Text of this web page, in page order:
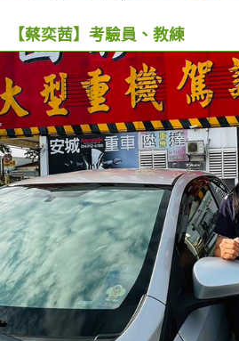
【蔡奕茜】考驗員、教練